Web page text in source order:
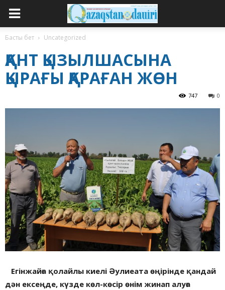
Басты бет Uncategorized
ҚАНТ ҚЫЗЫЛШАСЫНА
ҚЫРАҒЫ ҚАРАҒАН ЖӨН
0
747
Егінжайға қолайлы киелі Әулиеата өңірінде қандай
дән ексеңде, күзде көл-көсір өнім жинап алуға